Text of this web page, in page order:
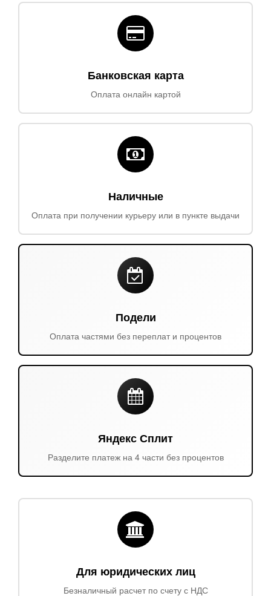
Банковская карта
Оплата онлайн картой
Наличные
Оплата при получении курьеру или в пункте выдачи
Подели
Оплата частями без переплат и процентов
Яндекс Сплит
Разделите платеж на 4 части без процентов
Для юридических лиц
Безналичный расчет по счету с НДС